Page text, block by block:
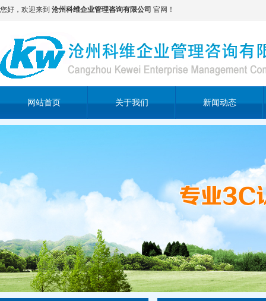
您好，欢迎来到 沧州科维企业管理咨询有限公司 官网！
网站首页 关于我们 新闻动态